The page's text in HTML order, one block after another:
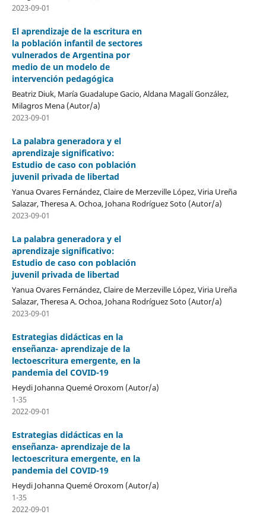
2023-09-01
El aprendizaje de la escritura en
la población infantil de sectores
vulnerados de Argentina por
medio de un modelo de
intervención pedagógica
Beatriz Diuk, María Guadalupe Gacio, Aldana Magalí González,
Milagros Mena (Autor/a)
2023-09-01
La palabra generadora y el
aprendizaje significativo:
Estudio de caso con población
juvenil privada de libertad
Yanua Ovares Fernández, Claire de Merzeville López, Viria Ureña
Salazar, Theresa A. Ochoa, Johana Rodríguez Soto (Autor/a)
2023-09-01
La palabra generadora y el
aprendizaje significativo:
Estudio de caso con población
juvenil privada de libertad
Yanua Ovares Fernández, Claire de Merzeville López, Viria Ureña
Salazar, Theresa A. Ochoa, Johana Rodríguez Soto (Autor/a)
2023-09-01
Estrategias didácticas en la
enseñanza- aprendizaje de la
lectoescritura emergente, en la
pandemia del COVID-19
Heydi Johanna Quemé Oroxom (Autor/a)
1-35
2022-09-01
Estrategias didácticas en la
enseñanza- aprendizaje de la
lectoescritura emergente, en la
pandemia del COVID-19
Heydi Johanna Quemé Oroxom (Autor/a)
1-35
2022-09-01